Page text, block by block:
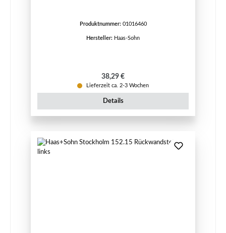
Produktnummer: 01016460
Hersteller: Haas-Sohn
Regulärer Preis:
38,29 €
Lieferzeit ca. 2-3 Wochen
Details